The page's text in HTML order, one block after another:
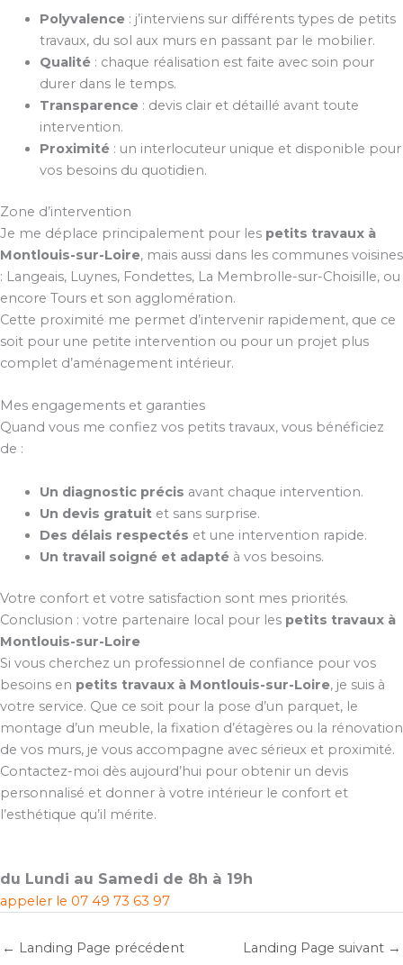
Polyvalence: j’interviens sur différents types de petits
travaux, du sol aux murs en passant par le mobilier.
Qualité: chaque réalisation est faite avec soin pour
durer dans le temps.
Transparence: devis clair et détaillé avant toute
intervention.
Proximité: un interlocuteur unique et disponible pour
vos besoins du quotidien.
Zone d’intervention
Je me déplace principalement pour les petits travaux à
Montlouis-sur-Loire, mais aussi dans les communes voisines
: Langeais, Luynes, Fondettes, La Membrolle-sur-Choisille, ou
encore Tours et son agglomération.
Cette proximité me permet d’intervenir rapidement, que ce
soit pour une petite intervention ou pour un projet plus
complet d’aménagement intérieur.
Mes engagements et garanties
Quand vous me confiez vos petits travaux, vous bénéficiez
de :
Un diagnostic précis avant chaque intervention.
Un devis gratuitet sans surprise.
Des délais respectés et une intervention rapide.
Un travail soigné et adaptéà vos besoins.
Votre confort et votre satisfaction sont mes priorités.
Conclusion : votre partenaire local pour les petits travaux à
Montlouis-sur-Loire
Si vous cherchez un professionnel de confiance pour vos
besoins en petits travaux à Montlouis-sur-Loire, je suis à
votre service. Que ce soit pour la pose d’un parquet, le
montage d’un meuble, la fixation d’étagères ou la rénovation
de vos murs, je vous accompagne avec sérieux et proximité.
Contactez-moi dès aujourd’hui pour obtenir un devis
personnalisé et donner à votre intérieur le confort et
l’esthétique qu’il mérite.
du Lundi au Samedi de 8h à 19h
appeler le 07 49 73 63 97
← Landing Page précédent Landing Page suivant →